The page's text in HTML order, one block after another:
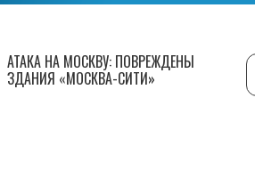
АТАКА НА МОСКВУ: ПОВРЕЖДЕНЫ
ЗДАНИЯ «МОСКВА-СИТИ»